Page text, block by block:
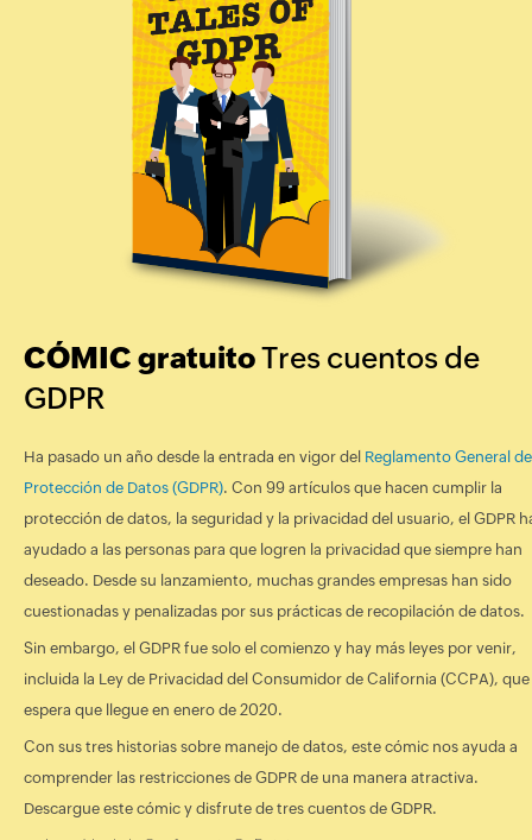
CÓMIC gratuitoTres cuentos de
GDPR
Ha pasado un año desde la entrada en vigor del Reglamento General de
Protección de Datos (GDPR). Con 99 artículos que hacen cumplir la
protección de datos, la seguridad y la privacidad del usuario, el GDPR
ayudado a las personas para que logren la privacidad que siempre han
deseado. Desde su lanzamiento, muchas grandes empresas han sido
cuestionadas y penalizadas por sus prácticas de recopilación de datos.
Sin embargo, el GDPR fue solo el comienzo y hay más leyes por venir,
incluida la Ley de Privacidad del Consumidor de California (CCPA), que
espera que llegue en enero de 2020.
Con sus tres historias sobre manejo de datos, este cómic nos ayuda a
comprender las restricciones de GDPR de una manera atractiva.
Descargue este cómic y disfrute de tres cuentos de GDPR.